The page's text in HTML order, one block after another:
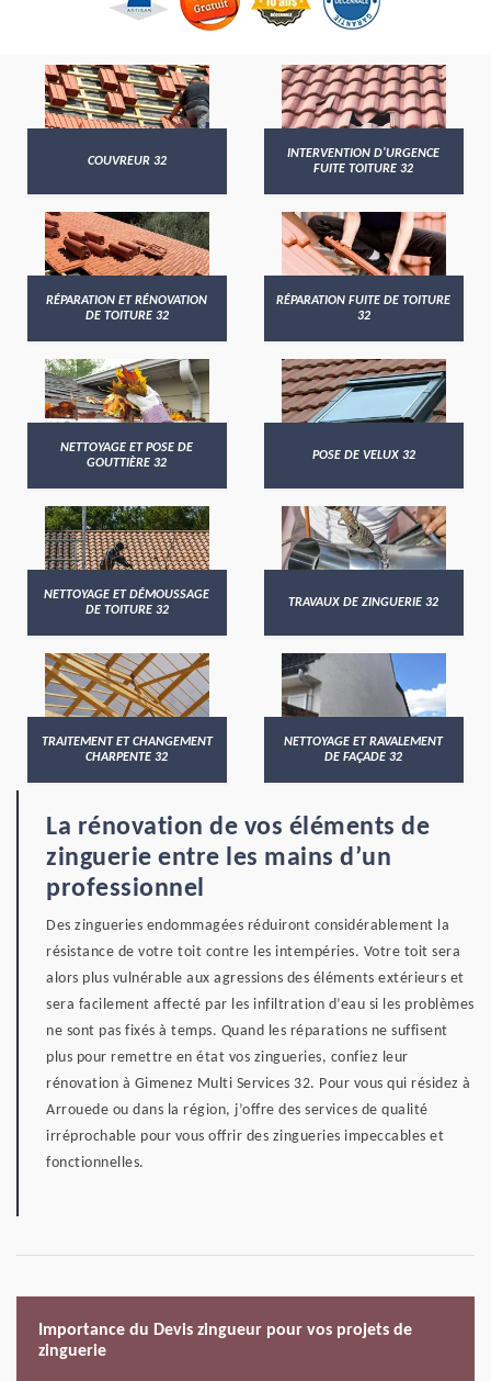
COUVREUR 32
INTERVENTION D'URGENCE
FUITE TOITURE 32
RÉPARATION ET RÉNOVATION
DE TOITURE 32
RÉPARATION FUITE DE TOITURE
32
NETTOYAGE ET POSE DE
GOUTTIÈRE 32
POSE DE VELUX 32
NETTOYAGE ET DÉMOUSSAGE
DE TOITURE 32
TRAVAUX DE ZINGUERIE 32
TRAITEMENT ET CHANGEMENT
CHARPENTE 32
NETTOYAGE ET RAVALEMENT
DE FAÇADE 32
La rénovation de vos éléments de
zinguerie entre les mains d’un
professionnel
Des zingueries endommagées réduiront considérablement la
résistance de votre toit contre les intempéries. Votre toit sera
alors plus vulnérable aux agressions des éléments extérieurs et
sera facilement affecté par les infiltration d’eau si les problèmes
ne sont pas fixés à temps. Quand les réparations ne suffisent
plus pour remettre en état vos zingueries, confiez leur
rénovation à Gimenez Multi Services 32. Pour vous qui résidez à
Arrouede ou dans la région, j’offre des services de qualité
irréprochable pour vous offrir des zingueries impeccables et
fonctionnelles.
Importance du Devis zingueur pour vos projets de
zinguerie